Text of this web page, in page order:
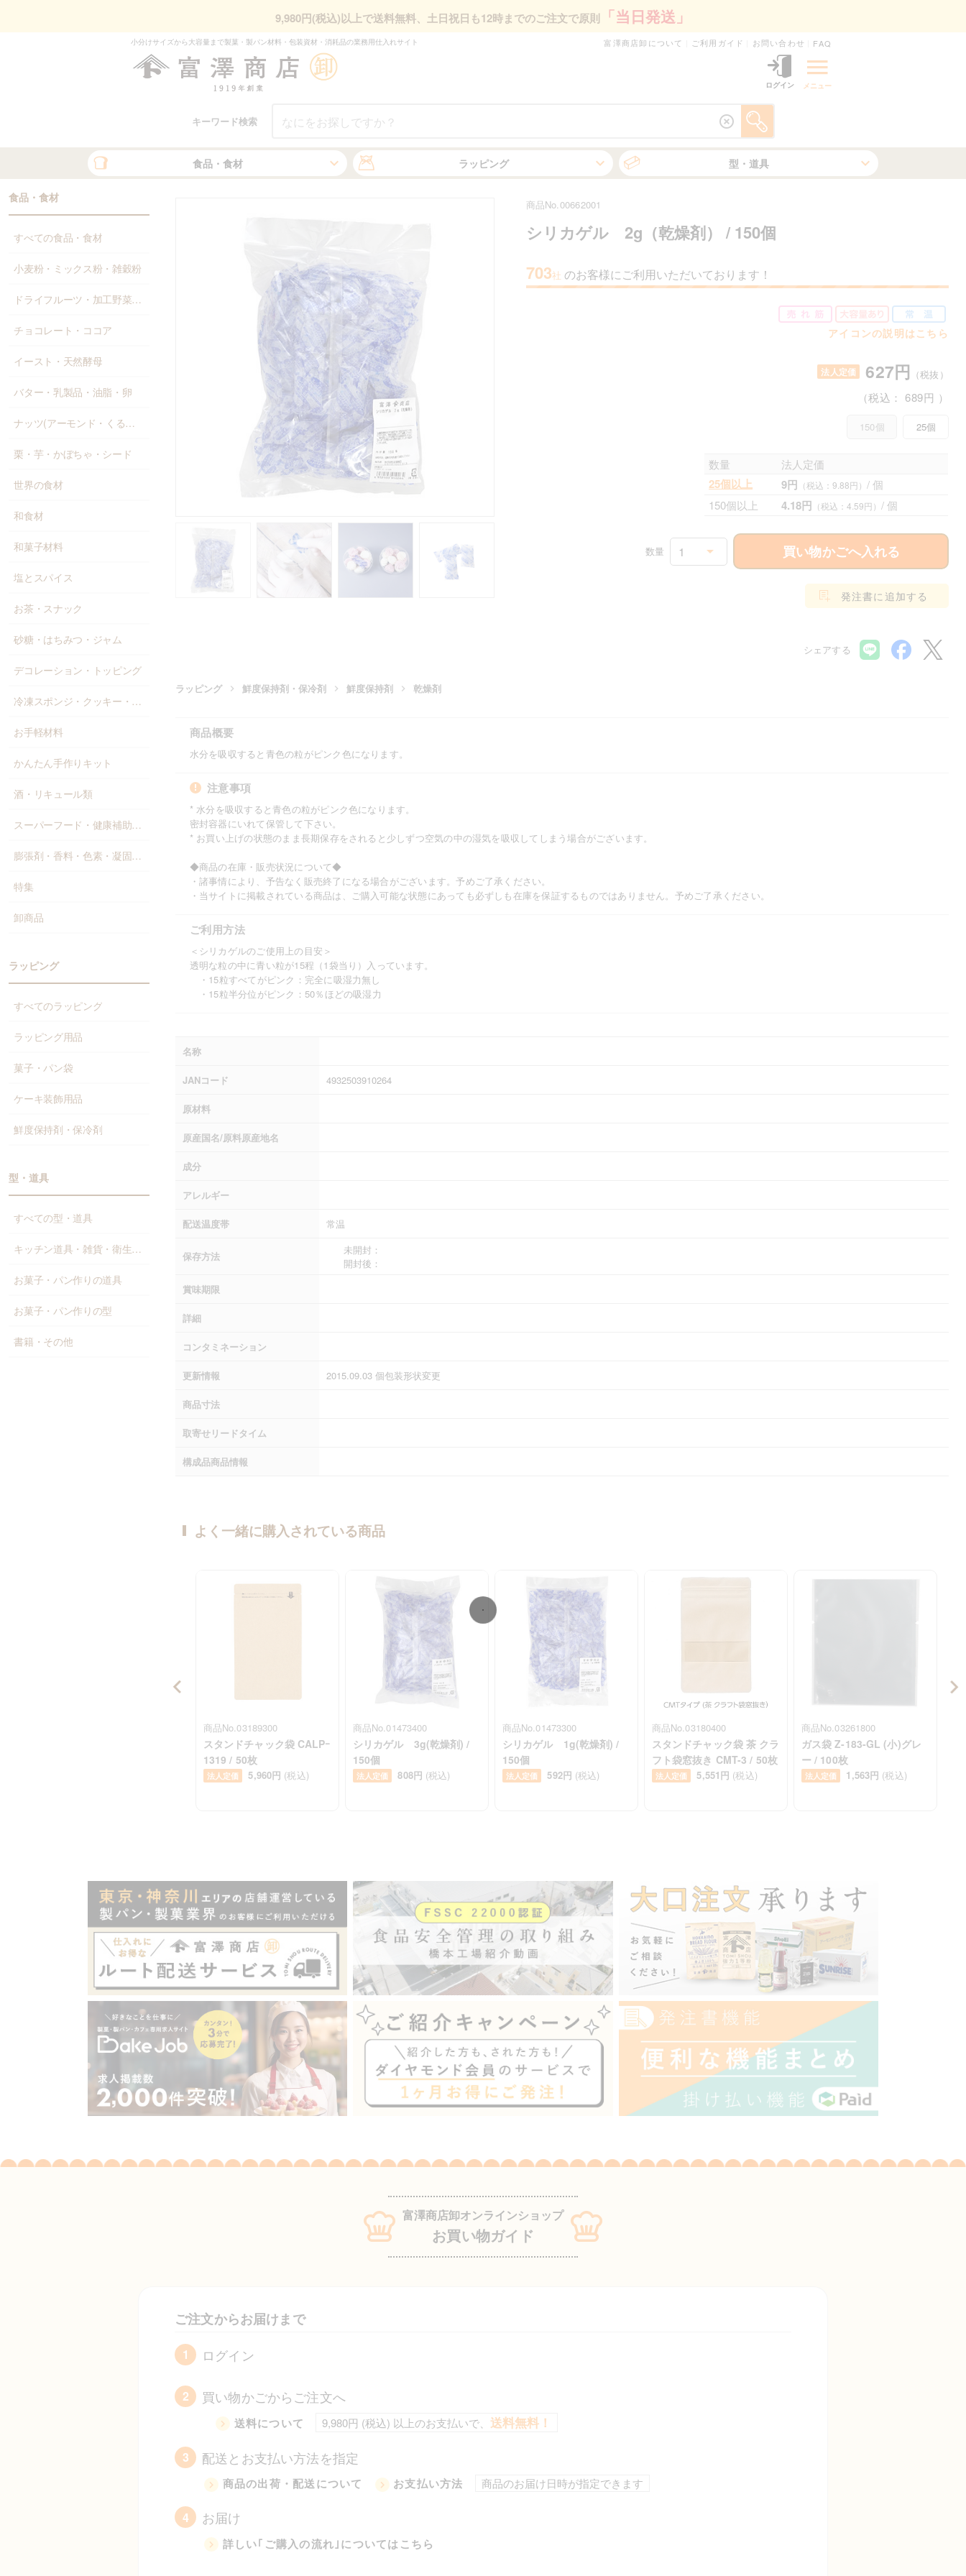
9,980円(税込)以上で送料無料、 土日祝日も12時までのご注文で原則 「当日発送」
小分けサイズから大容量まで製菓・製パン材料・包装資材・消耗品の業務⽤仕⼊れサイト 富澤商店卸について ご利用ガイド お問い合わせ FAQ
ログイン メニュー
キーワード検索
食品・食材 ラッピング 型・道具
食品・食材
すべての食品・食材
小麦粉・ミックス粉・雑穀粉
ドライフルーツ・加工野菜・果物
チョコレート・ココア
イースト・天然酵母
バター・乳製品・油脂・卵
ナッツ(アーモンド・くるみ等)
栗・芋・かぼちゃ・シード
世界の食材
和食材
和菓子材料
塩とスパイス
お茶・スナック
砂糖・はちみつ・ジャム
デコレーション・トッピング
冷凍スポンジ・クッキー・パン
お手軽材料
かんたん手作りキット
酒・リキュール類
スーパーフード・健康補助食品
膨張剤・香料・色素・凝固剤・添加物
特集
卸商品
ラッピング
すべてのラッピング
ラッピング用品
菓子・パン袋
ケーキ装飾用品
鮮度保持剤・保冷剤
型・道具
すべての型・道具
キッチン道具・雑貨・衛生資材
お菓子・パン作りの道具
お菓子・パン作りの型
書籍・その他
商品No.00662001
シリカゲル 2g（乾燥剤） / 150個
703社 のお客様にご利用いただいております！
アイコンの説明はこちら
法人定価 627円 （税抜）
（税込： 689円 ）
150個 25個
数量 法人定価
25個以上 9円 （税込：9.88円）/ 個
150個以上
4.18円 （税込：4.59円）/ 個
数量 1 買い物かごへ入れる
発注書に追加する
シェアする
ラッピング 鮮度保持剤・保冷剤 鮮度保持剤 乾燥剤
商品概要
水分を吸収すると青色の粒がピンク色になります。
注意事項
* 水分を吸収すると青色の粒がピンク色になります。
密封容器にいれて保管して下さい。
* お買い上げの状態のまま長期保存をされると少しずつ空気の中の湿気を吸収してしまう場合がございます。
◆商品の在庫・販売状況について◆
・諸事情により、予告なく販売終了になる場合がございます。予めご了承ください。
・当サイトに掲載されている商品は、ご購入可能な状態にあっても必ずしも在庫を保証するものではありません。予めご了承ください。
ご利用方法
＜シリカゲルのご使用上の目安＞
透明な粒の中に青い粒が15程（1袋当り）入っています。
・15粒すべてがピンク：完全に吸湿力無し
・15粒半分位がピンク：50％ほどの吸湿力
名称
JANコード 4932503910264
原材料
原産国名/原料原産地名
成分
アレルギー
配送温度帯 常温
保存方法
未開封：
開封後：
賞味期限
詳細
コンタミネーション
更新情報 2015.09.03 個包装形状変更
商品寸法
取寄せリードタイム
構成品商品情報
よく一緒に購入されている商品
商品No.03189300
スタンドチャック袋 CALPｰ
1319 / 50枚
法人定価 5,960円 (税込)
商品No.01473400
シリカゲル 3g(乾燥剤) /
150個
法人定価 808円 (税込)
商品No.01473300
シリカゲル 1g(乾燥剤) /
150個
法人定価 592円 (税込)
商品No.03180400
スタンドチャック袋 茶 クラ
フト袋窓抜き CMT-3 / 50枚
法人定価 5,551円 (税込)
商品No.03261800
ガス袋 Z-183-GL (小)グレ
ー / 100枚
法人定価 1,563円 (税込)
富澤商店卸オンラインショップ
お買い物ガイド
ご注文からお届けまで
1 ログイン
2 買い物かごからご注文へ
送料について 9,980円 (税込) 以上のお支払いで、 送料無料！
3 配送とお支払い方法を指定
商品の出荷・配送について お支払い方法 商品のお届け日時が指定できます
4 お届け
詳しい｢ご購入の流れ｣についてはこちら